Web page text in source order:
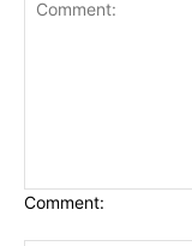
Comment: